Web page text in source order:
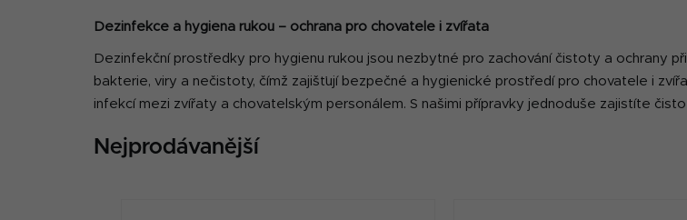
Dezinfekce a hygiena rukou – ochrana pro chovatele i zvířata
Dezinfekční prostředky pro hygienu rukou jsou nezbytné pro zachování čistoty a ochrany
bakterie, viry a nečistoty, čímž zajišťují bezpečné a hygienické prostředí pro chovatele i
infekcí mezi zvířaty a chovatelským personálem. S našimi přípravky jednoduše zajistíte
Nejprodávanější